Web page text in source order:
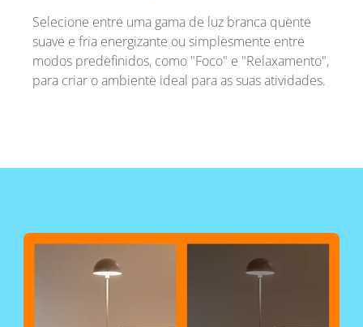
Selecione entre uma gama de luz branca quente
suave e fria energizante ou simplesmente entre
modos predefinidos, como "Foco" e "Relaxamento",
para criar o ambiente ideal para as suas atividades.